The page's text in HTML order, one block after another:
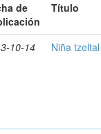
de
Título
10-14 Niña